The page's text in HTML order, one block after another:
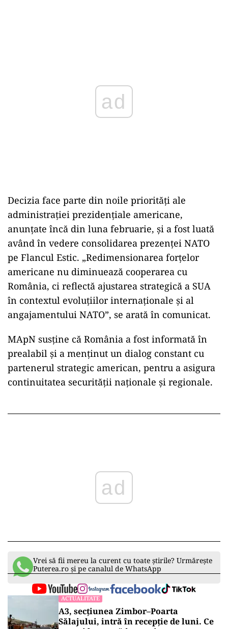
ad
Decizia face parte din noile priorități ale
administrației prezidențiale americane,
anunțate încă din luna februarie, și a fost luată
având în vedere consolidarea prezenței NATO
pe Flancul Estic. „Redimensionarea forțelor
americane nu diminuează cooperarea cu
România, ci reflectă ajustarea strategică a SUA
în contextul evoluțiilor internaționale și al
angajamentului NATO”, se arată în comunicat.
MApN susține că România a fost informată în
prealabil și a menținut un dialog constant cu
partenerul strategic american, pentru a asigura
continuitatea securității naționale și regionale.
ad
Vrei să fii mereu la curent cu toate știrile? Urmărește
Puterea.ro și pe canalul de WhatsApp
ACTUALITATE
A3, secțiunea Zimbor–Poarta
Sălajului, intră în recepție de luni. Ce